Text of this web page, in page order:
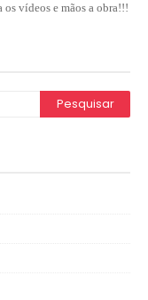
vídeos e mãos a obra!!!